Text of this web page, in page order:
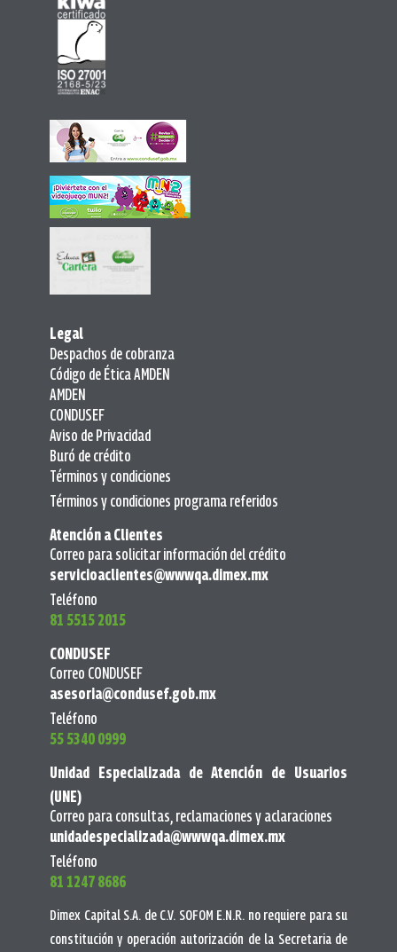
Legal
Despachos de cobranza
Código de Ética AMDEN
AMDEN
CONDUSEF
Aviso de Privacidad
Buró de crédito
Términos y condiciones
Términos y condiciones programa referidos
Atención a Clientes
Correo para solicitar información del crédito
servicioaclientes@wwwqa.dimex.mx
Teléfono
81 5515 2015
CONDUSEF
Correo CONDUSEF
asesoria@condusef.gob.mx
Teléfono
55 5340 0999
Unidad Especializada de Atención de Usuarios
(UNE)
Correo para consultas, reclamaciones y aclaraciones
unidadespecializada@wwwqa.dimex.mx
Teléfono
81 1247 8686
Dimex Capital S.A. de C.V. SOFOM E.N.R. no requiere para su
constitución y operación autorización de la Secretaria de